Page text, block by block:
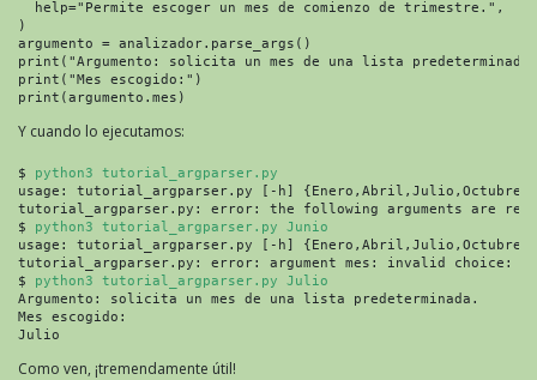
help="Permite escoger un mes de comienzo de trimestre.",
)
argumento = analizador.parse_args()
print("Argumento: solicita un mes de una lista
print("Mes escogido:")
print(argumento.mes)
Y cuando lo ejecutamos:
$ python3 tutorial_argparser.py
usage: tutorial_argparser.py [-h] {Enero,Abril,Julio,Octubre}
tutorial_argparser.py: error: the following arguments are
$ python3 tutorial_argparser.py Junio
usage: tutorial_argparser.py [-h] {Enero,Abril,Julio,Octubre}
tutorial_argparser.py: error: argument mes: invalid
$ python3 tutorial_argparser.py Julio
Argumento: solicita un mes de una lista predeterminada.
Mes escogido:
Julio
Como ven, ¡tremendamente útil!